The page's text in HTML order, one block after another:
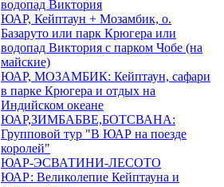
водопад Виктория
ЮАР, Кейптаун + Мозамбик, о.
Базаруто или парк Крюгера или
водопад Виктория с парком Чобе (на
майские)
ЮАР, МОЗАМБИК: Кейптаун, сафари
в парке Крюгера и отдых на
Индийском океане
ЮАР,ЗИМБАБВЕ,БОТСВАНА:
Групповой тур "В ЮАР на поезде
королей"
ЮАР-ЭСВАТИНИ-ЛЕСОТО
ЮАР: Великолепие Кейптауна и